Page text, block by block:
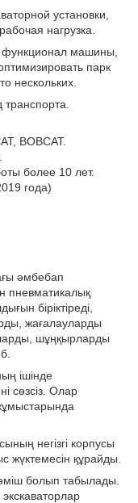
установки,
нагрузка.
функционал машины,
парк
нескольких.
BOBCAT.
более 10 лет.
года)
әмбебап
пневматикалық
біріктіреді,
жағалауларды
шұңқырларды
ішінде
сөзсіз. Олар
негізгі корпусы
құрайды.
болып табылады.